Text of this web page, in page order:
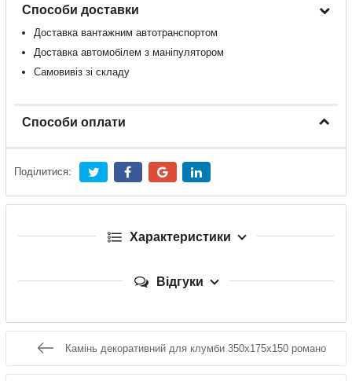
Способи доставки
Доставка вантажним автотранспортом
Доставка автомобілем з маніпулятором
Самовивіз зі складу
Способи оплати
Поділитися:
Характеристики
Відгуки
Камінь декоративний для клумби 350x175x150 романо